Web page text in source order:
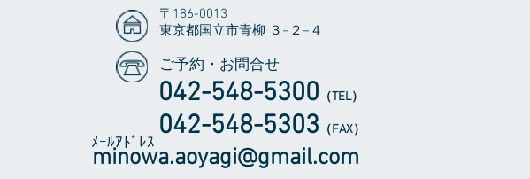
〒186-0013
東京都国立市青柳 ３−２−４
042-548-5300 （TEL）
​042-548-5303 （FAX）
ご予約・お問合せ
​ﾒｰﾙｱﾄﾞﾚｽ
minowa.aoyagi@gmail.com